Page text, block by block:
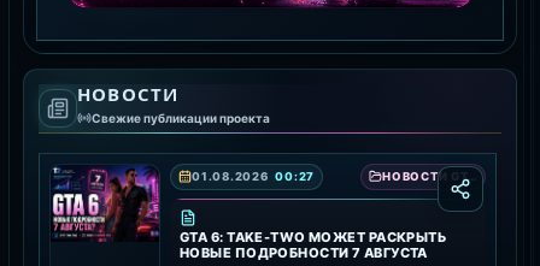
GTA 5 RAGE MP
СКАЧАТЬ RAGE MP
НОВОСТИ
Свежие публикации проекта
01.08.2026 00:27 НОВОСТИ GTA 6 — ДАТА ВЫХОДА, ТРЕЙЛЕРЫ И ПОДРОБНОСТИ ИГРЫ
GTA 6: TAKE-TWO МОЖЕТ РАСКРЫТЬ
НОВЫЕ ПОДРОБНОСТИ 7 АВГУСТА